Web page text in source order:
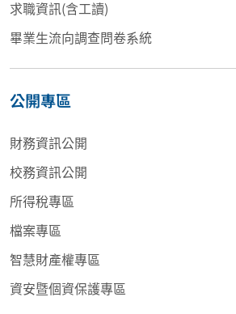
求職資訊(含工讀)
畢業生流向調查問卷系統
公開專區
財務資訊公開
校務資訊公開
所得稅專區
檔案專區
智慧財產權專區
資安暨個資保護專區